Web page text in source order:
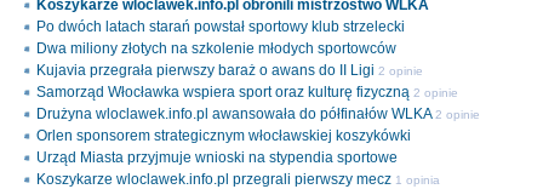
Koszykarze wloclawek.info.pl obronili mistrzostwo WLKA
Po dwóch latach starań powstał sportowy klub strzelecki
Dwa miliony złotych na szkolenie młodych sportowców
Kujavia przegrała pierwszy baraż o awans do II Ligi 2 opinie
Samorząd Włocławka wspiera sport oraz kulturę fizyczną 2 opinie
Drużyna wloclawek.info.pl awansowała do półfinałów WLKA 2 opinie
Orlen sponsorem strategicznym włocławskiej koszykówki
Urząd Miasta przyjmuje wnioski na stypendia sportowe
Koszykarze wloclawek.info.pl przegrali pierwszy mecz 1 opinia